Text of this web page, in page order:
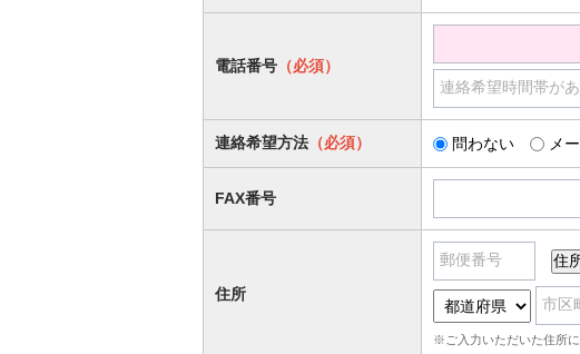
電話番号 （必須）
連絡希望時間帯が
連絡希望方法 （必須） 問わない メ
FAX番号
住所
郵便番号
市区
※ご入力いただいた住所に